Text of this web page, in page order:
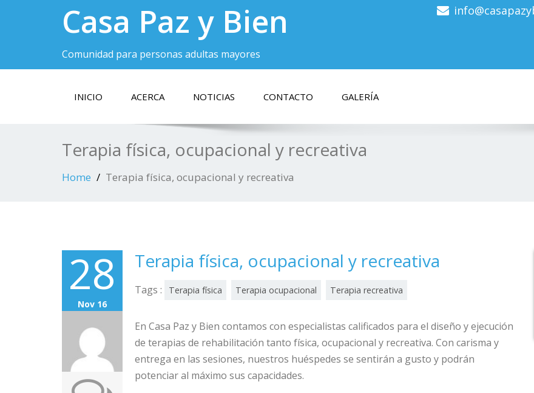
Casa Paz y Bien
Comunidad para personas adultas mayores
INICIO ACERCA NOTICIAS CONTACTO GALERÍA
Terapia física, ocupacional y recreativa
Home Terapia física, ocupacional y recreativa
28
Nov 16
Terapia física, ocupacional y recreativa
Tags : Terapia física Terapia ocupacional Terapia recreativa
En Casa Paz y Bien contamos con especialistas calificados para el diseño y ejecución
de terapias de rehabilitación tanto física, ocupacional y recreativa. Con carisma y
entrega en las sesiones, nuestros huéspedes se sentirán a gusto y podrán
potenciar al máximo sus capacidades.